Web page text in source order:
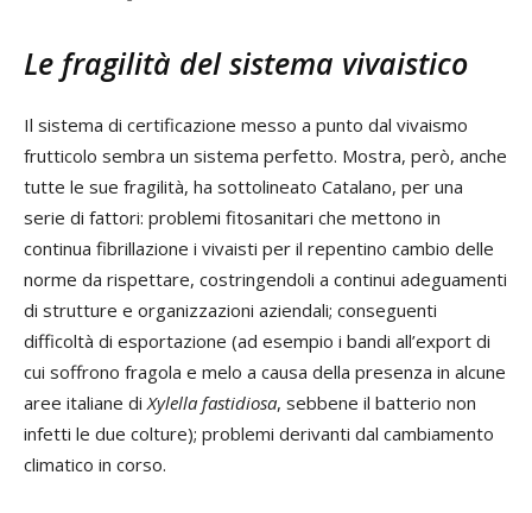
Le fragilità del sistema vivaistico
Il sistema di certificazione messo a punto dal vivaismo
frutticolo sembra un sistema perfetto. Mostra, però, anche
tutte le sue fragilità, ha sottolineato Catalano, per una
serie di fattori: problemi fitosanitari che mettono in
continua fibrillazione i vivaisti per il repentino cambio delle
norme da rispettare, costringendoli a continui adeguamenti
di strutture e organizzazioni aziendali; conseguenti
difficoltà di esportazione (ad esempio i bandi all’export di
cui soffrono fragola e melo a causa della presenza in alcune
aree italiane diXylella fastidiosa, sebbene il batterio non
infetti le due colture); problemi derivanti dal cambiamento
climatico in corso.